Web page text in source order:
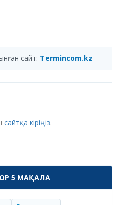
сайт: Termincom.kz
сайтқа кіріңіз.
5 МАҚАЛА